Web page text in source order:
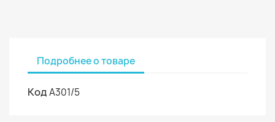
Подробнее о товаре
КодA301/5